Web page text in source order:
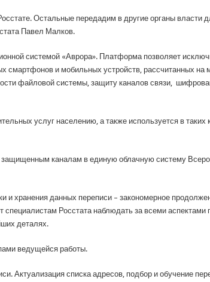
Остальные передадим в другие органы власти
Павел Малков.
системой «Аврора». Платформа позволяет
смартфонов и мобильных устройств, рассчитанных на
файловой системы, защиту каналов связи,
услуг населению, а также используется в таких
каналам в единую облачную систему
хранения данных переписи – закономерное
Росстата наблюдать за всеми аспектами
деталях.
ведущейся работы.
Актуализация списка адресов, подбор и обучение